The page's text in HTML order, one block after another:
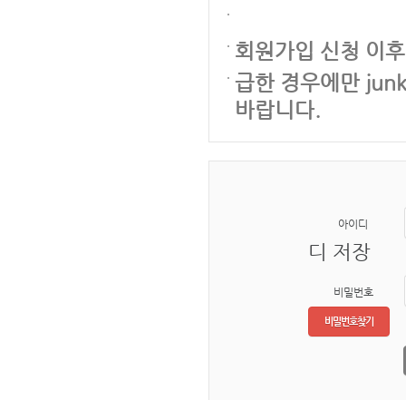
회원가입 신청 이
급한 경우에만
바랍니다.
아이디
디 저장
비밀번호
비밀번호찾기